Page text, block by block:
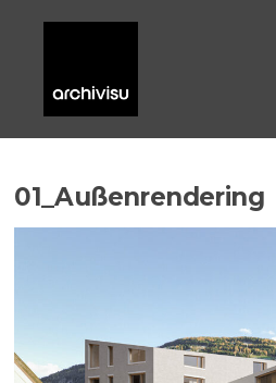
01_Außenrendering